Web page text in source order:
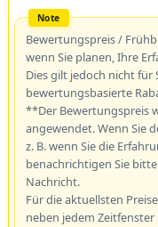
Bewertungspreis /
wenn Sie planen, Ihre
Dies gilt jedoch nicht für
bewertungsbasierte
**Der Bewertungspreis
angewendet. Wenn Sie
z. B. wenn Sie die
benachrichtigen Sie
Nachricht.
Für die aktuellsten
neben jedem